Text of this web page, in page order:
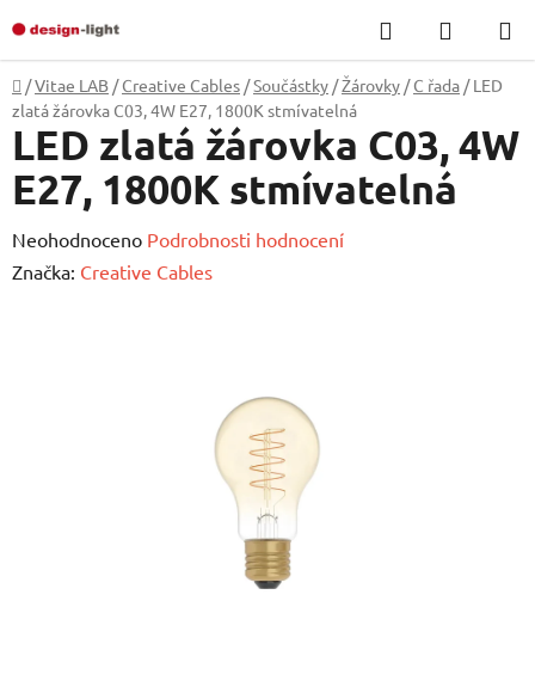
na
obsah
Hledat
KOŠÍK
Domů
/Vitae LAB / Creative Cables /Součástky /Žárovky / C řada / LED
zlatá žárovka C03, 4W E27, 1800K stmívatelná
LED zlatá žárovka C03, 4W
E27, 1800K stmívatelná
Průměrné
hodnocení
Neohodnoceno Podrobnosti hodnocení
Značka: Creative Cables